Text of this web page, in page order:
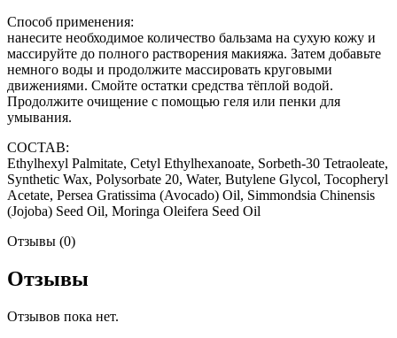
Способ применения:
нанесите необходимое количество бальзама на сухую кожу и
массируйте до полного растворения макияжа. Затем добавьте
немного воды и продолжите массировать круговыми
движениями. Смойте остатки средства тёплой водой.
Продолжите очищение с помощью геля или пенки для
умывания.
СОСТАВ:
Ethylhexyl Palmitate, Cetyl Ethylhexanoate, Sorbeth-30 Tetraoleate,
Synthetic Wax, Polysorbate 20, Water, Butylene Glycol, Tocopheryl
Acetate, Persea Gratissima (Avocado) Oil, Simmondsia Chinensis
(Jojoba) Seed Oil, Moringa Oleifera Seed Oil
Отзывы (0)
Отзывы
Отзывов пока нет.